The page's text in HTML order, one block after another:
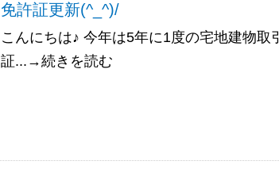
免許証更新(^_^)/
こんにちは♪ 今年は5年に1度の宅地建物
証...→続きを読む